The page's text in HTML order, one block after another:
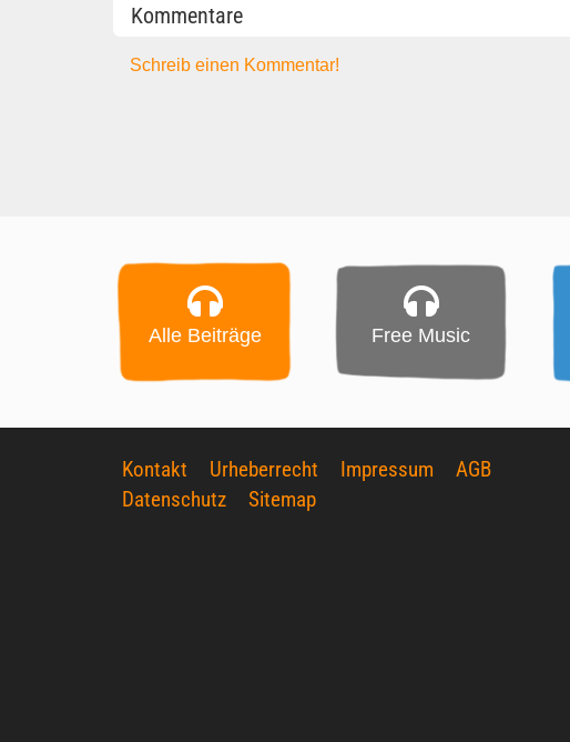
Kommentare
Schreib einen Kommentar!
Alle Beiträge Free Music
Kontakt Urheberrecht Impressum
AGB
Datenschutz
Sitemap